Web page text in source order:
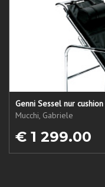
Genni Sessel nur cushion
Mucchi, Gabriele
€ 1 299.00